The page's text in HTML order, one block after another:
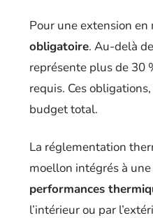
Pour une extension
obligatoire. Au-delà
représente plus de 30
requis. Ces
budget total.
La réglementation
moellon intégrés à
performances
l’intérieur ou par